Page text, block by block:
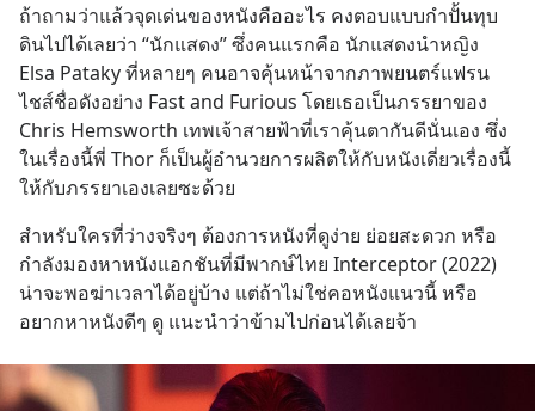
ถ้าถามว่าแล้วจุดเด่นของหนังคืออะไร คงตอบแบบกำปั้นทุบ
ดินไปได้เลยว่า “นักแสดง” ซึ่งคนแรกคือ นักแสดงนำหญิง
Elsa Pataky ที่หลายๆ คนอาจคุ้นหน้าจากภาพยนตร์แฟรน
ไชส์ชื่อดังอย่าง Fast and Furious โดยเธอเป็นภรรยาของ
Chris Hemsworth เทพเจ้าสายฟ้าที่เราคุ้นตากันดีนั่นเอง ซึ่ง
ในเรื่องนี้พี่ Thor ก็เป็นผู้อำนวยการผลิตให้กับหนังเดี่ยวเรื่องนี้
ให้กับภรรยาเองเลยซะด้วย
สำหรับใครที่ว่างจริงๆ ต้องการหนังที่ดูง่าย ย่อยสะดวก หรือ
กำลังมองหาหนังแอกชันที่มีพากษ์ไทย Interceptor (2022)
น่าจะพอฆ่าเวลาได้อยู่บ้าง แต่ถ้าไม่ใช่คอหนังแนวนี้ หรือ
อยากหาหนังดีๆ ดู แนะนำว่าข้ามไปก่อนได้เลยจ้า